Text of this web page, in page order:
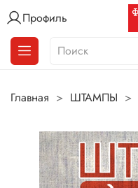
Профиль
Главная ШТАМПЫ